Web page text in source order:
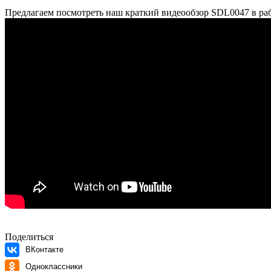
Предлагаем посмотреть наш краткий видеообзор SDL0047 в
Поделиться
ВКонтакте
Одноклассники